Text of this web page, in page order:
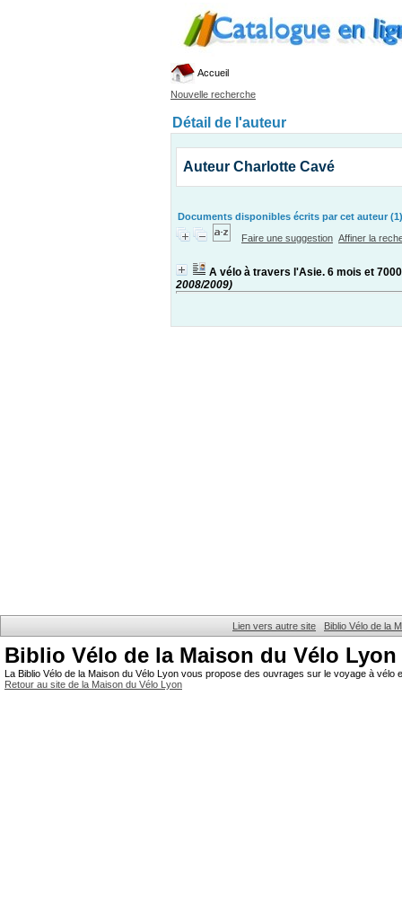
Accueil
Nouvelle recherche
Détail de l'auteur
Auteur Charlotte Cavé
Documents disponibles écrits par cet auteur (1)
Faire une suggestion Affiner la
A vélo à travers l'Asie. 6 mois et
2008/2009)
Lien vers autre site Biblio Vélo de la
Biblio Vélo de la Maison du Vélo Lyon
La Biblio Vélo de la Maison du Vélo Lyon vous propose des ouvrages sur le voyage à
Retour au site de la Maison du Vélo Lyon